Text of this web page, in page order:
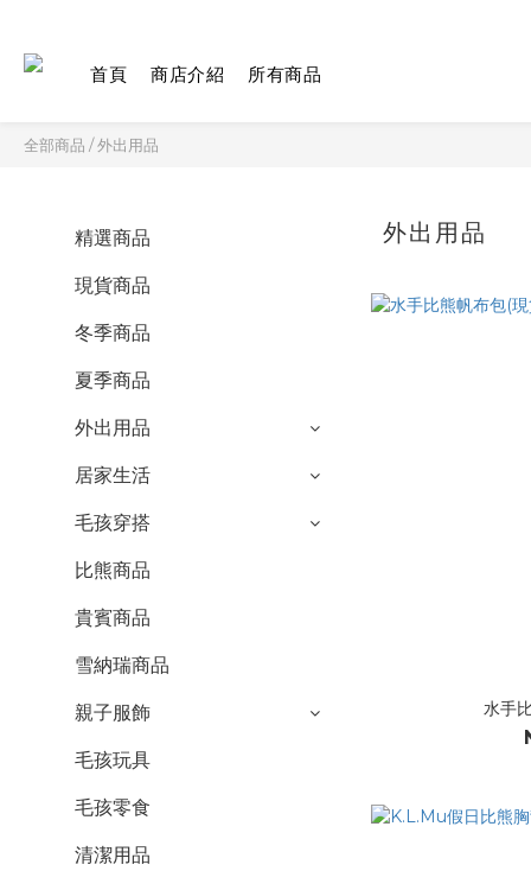
首頁 商店介紹 所有商品
全部商品 /外出用品
精選商品
現貨商品
冬季商品
夏季商品
外出用品
居家生活
毛孩穿搭
比熊商品
貴賓商品
雪納瑞商品
親子服飾
毛孩玩具
毛孩零食
清潔用品
外出用品
水手